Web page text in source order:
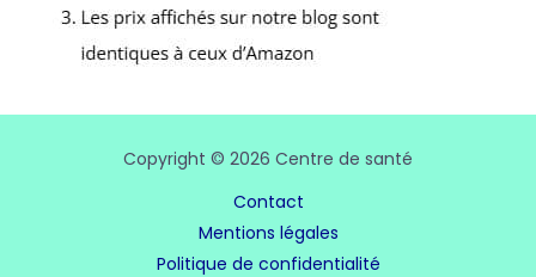
Copyright © 2026 Centre de santé
Contact
Mentions légales
Politique de confidentialité